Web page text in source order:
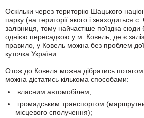
Оскільки через територію Шацького
парку (на території якого і знаходиться
залізниця, тому найчастіше поїздка сюди
однією пересадкою у м. Ковель, де є
правило, у Ковель можна без проблем
куточка України.
Отож до Ковеля можна дібратись
можна дістатись кількома способами:
власним автомобілем;
громадським транспортом
місцевого сполучення);